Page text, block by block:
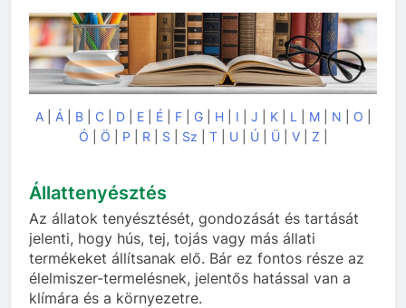
A| Á| B| C| D| E| É| F| G| H| I J K| L M| N O
Ó
Ö P R S Sz T| U| Ú| Ü| V| Z
Állattenyésztés
Az állatok tenyésztését, gondozását és tartását
jelenti, hogy hús, tej, tojás vagy más állati
termékeket állítsanak elő. Bár ez fontos része az
élelmiszer-termelésnek, jelentős hatással van a
klímára és a környezetre.